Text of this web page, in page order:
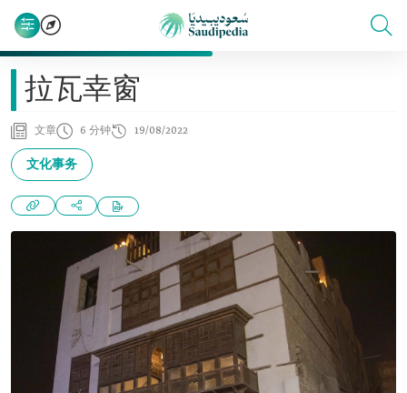
拉瓦幸窗
文章 6 分钟 19/08/2022
文化事务